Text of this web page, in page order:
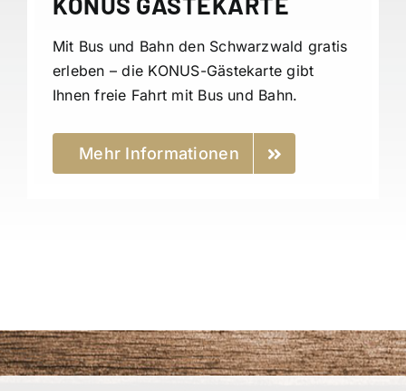
Mit Bus und Bahn den Schwarzwald gratis
erleben – die KONUS-Gästekarte gibt
Ihnen freie Fahrt mit Bus und Bahn.
Mehr Informationen